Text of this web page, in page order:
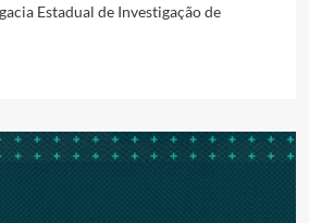
Estadual de Investigação de